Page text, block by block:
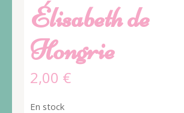
Élisabeth de
Hongrie
2,00 €
En stock